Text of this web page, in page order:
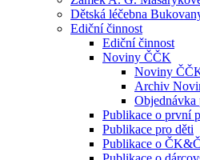
Dětská léčebna
Ediční činnost
Ediční činnost
Noviny ČČK
Noviny
Archiv
Objednávka
Publikace o první
Publikace pro děti
Publikace o